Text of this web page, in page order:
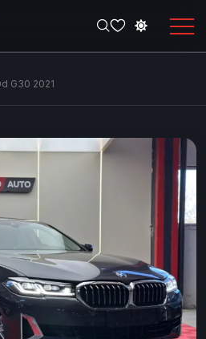
G30 2021